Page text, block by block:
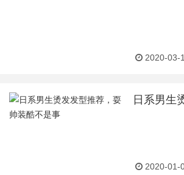
2020-03-
日系男生
2020-01-